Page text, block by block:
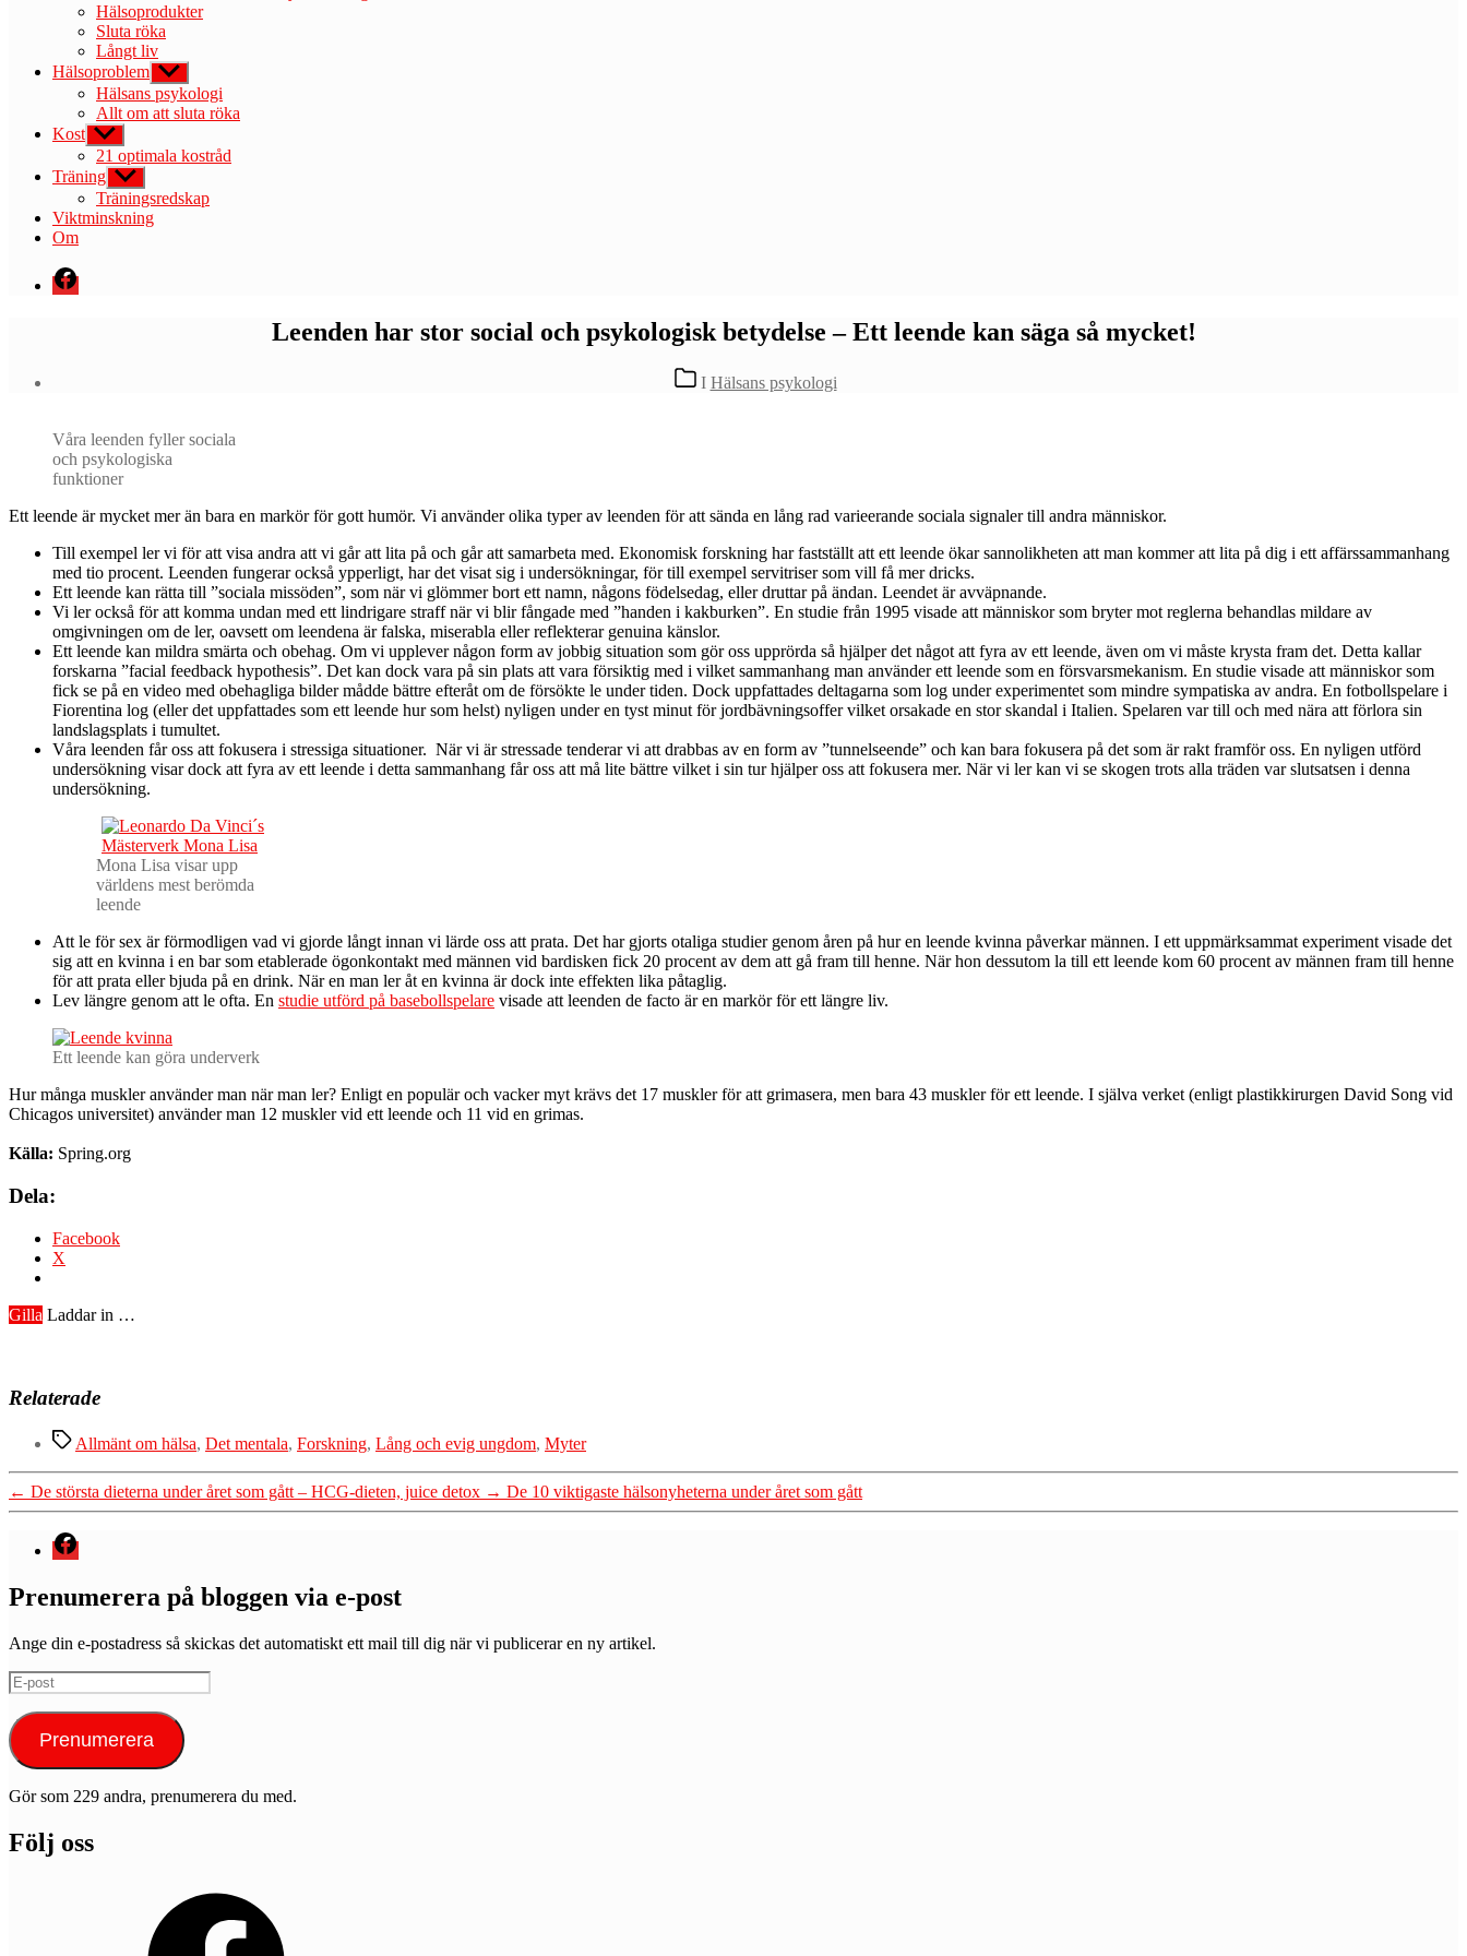
Hälsoprodukter
Sluta röka
Långt liv
Hälsoproblem Visa
undermeny
Hälsans psykologi
Allt om att sluta röka
Kost Visa
undermeny
21 optimala kostråd
Träning Visa
undermeny
Träningsredskap
Viktminskning
Om
Menyval
Leenden har stor social och psykologisk betydelse – Ett leende kan säga så mycket!
Kategorier
I Hälsans psykologi
Våra leenden fyller sociala
och psykologiska
funktioner
Ett leende är mycket mer än bara en markör för gott humör. Vi använder olika typer av leenden för att sända en lång rad varieerande sociala signaler till andra människor.
Till exempel ler vi för att visa andra att vi går att lita på och går att samarbeta med. Ekonomisk forskning har fastställt att ett leende ökar sannolikheten att man kommer att lita på dig i ett affärssammanhang
med tio procent. Leenden fungerar också ypperligt, har det visat sig i undersökningar, för till exempel servitriser som vill få mer dricks.
Ett leende kan rätta till ”sociala missöden”, som när vi glömmer bort ett namn, någons födelsedag, eller druttar på ändan. Leendet är avväpnande.
Vi ler också för att komma undan med ett lindrigare straff när vi blir fångade med ”handen i kakburken”. En studie från 1995 visade att människor som bryter mot reglerna behandlas mildare av
omgivningen om de ler, oavsett om leendena är falska, miserabla eller reflekterar genuina känslor.
Ett leende kan mildra smärta och obehag. Om vi upplever någon form av jobbig situation som gör oss upprörda så hjälper det något att fyra av ett leende, även om vi måste krysta fram det. Detta kallar
forskarna ”facial feedback hypothesis”. Det kan dock vara på sin plats att vara försiktig med i vilket sammanhang man använder ett leende som en försvarsmekanism. En studie visade att människor som
fick se på en video med obehagliga bilder mådde bättre efteråt om de försökte le under tiden. Dock uppfattades deltagarna som log under experimentet som mindre sympatiska av andra. En fotbollspelare i
Fiorentina log (eller det uppfattades som ett leende hur som helst) nyligen under en tyst minut för jordbävningsoffer vilket orsakade en stor skandal i Italien. Spelaren var till och med nära att förlora sin
landslagsplats i tumultet.
Våra leenden får oss att fokusera i stressiga situationer. När vi är stressade tenderar vi att drabbas av en form av ”tunnelseende” och kan bara fokusera på det som är rakt framför oss. En nyligen utförd
undersökning visar dock att fyra av ett leende i detta sammanhang får oss att må lite bättre vilket i sin tur hjälper oss att fokusera mer. När vi ler kan vi se skogen trots alla träden var slutsatsen i denna
undersökning.
Mona Lisa visar upp
världens mest berömda
leende
Att le för sex är förmodligen vad vi gjorde långt innan vi lärde oss att prata. Det har gjorts otaliga studier genom åren på hur en leende kvinna påverkar männen. I ett uppmärksammat experiment visade det
sig att en kvinna i en bar som etablerade ögonkontakt med männen vid bardisken fick 20 procent av dem att gå fram till henne. När hon dessutom la till ett leende kom 60 procent av männen fram till henne
för att prata eller bjuda på en drink. När en man ler åt en kvinna är dock inte effekten lika påtaglig.
Lev längre genom att le ofta. En studie utförd på basebollspelare visade att leenden de facto är en markör för ett längre liv.
Ett leende kan göra underverk
Hur många muskler använder man när man ler? Enligt en populär och vacker myt krävs det 17 muskler för att grimasera, men bara 43 muskler för ett leende. I själva verket (enligt plastikkirurgen David Song vid
Chicagos universitet) använder man 12 muskler vid ett leende och 11 vid en grimas.
Källa: Spring.org
Dela:
Facebook
X
Gilla Laddar in …
Relaterade
Etiketter
Allmänt om hälsa, Det mentala, Forskning, Lång och evig ungdom, Myter
← De största dieterna under året som gått – HCG-dieten, juice detox → De 10 viktigaste hälsonyheterna under året som gått
Menyval
Prenumerera på bloggen via e-post
Ange din e-postadress så skickas det automatiskt ett mail till dig när vi publicerar en ny artikel.
E-
post
Prenumerera
Gör som 229 andra, prenumerera du med.
Följ oss